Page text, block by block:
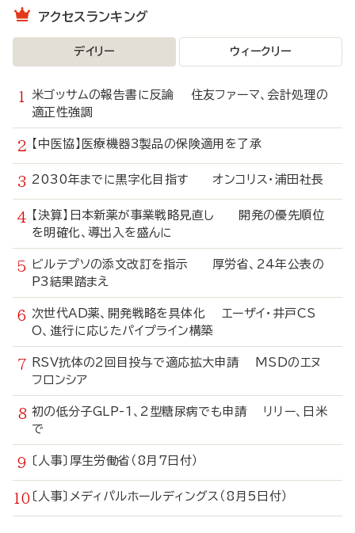
アクセスランキング
デイリー ウィークリー
米ゴッサムの報告書に反論 住友ファーマ、会計処理の
適正性強調
【中医協】医療機器3製品の保険適用を了承
2030年までに黒字化目指す オンコリス・浦田社長
【決算】日本新薬が事業戦略見直し 開発の優先順位
を明確化、導出入を盛んに
ビルテプソの添文改訂を指示 厚労省、24年公表の
P3結果踏まえ
次世代AD薬、開発戦略を具体化 エーザイ・井戸CS
O、進行に応じたパイプライン構築
RSV抗体の2回目投与で適応拡大申請 MSDのエヌ
フロンシア
初の低分子GLP-1、2型糖尿病でも申請 リリー、日米
で
〔人事〕厚生労働省（8月7日付）
〔人事〕メディパルホールディングス（8月5日付）